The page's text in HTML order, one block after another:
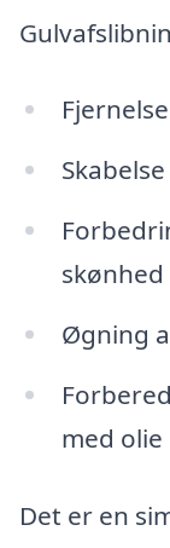
skønhed
Øgning
med
Det er en